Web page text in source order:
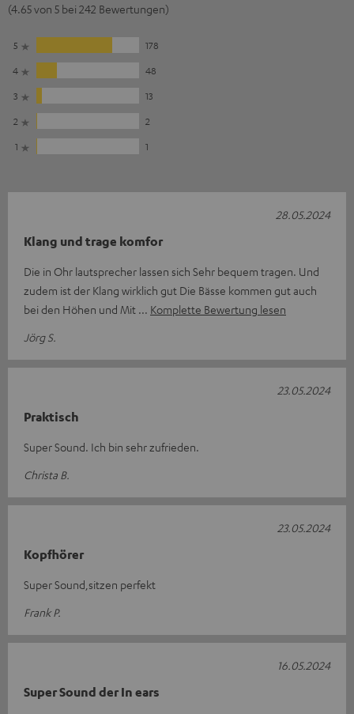
(4.65 von 5 bei 242 Bewertungen)
5
178
4
48
3
13
2
2
1
1
Klang und trage komfor
Die in Ohr lautsprecher lassen sich Sehr bequem tragen. Und
zudem ist der Klang wirklich gut Die Bässe kommen gut auch
bei den Höhen und Mit
Komplette Bewertung lesen
Jörg S.
28.05.2024
Praktisch
Super Sound. Ich bin sehr zufrieden.
Christa B.
23.05.2024
Kopfhörer
Super Sound,sitzen perfekt
Frank P.
23.05.2024
Super Sound der In ears
16.05.2024